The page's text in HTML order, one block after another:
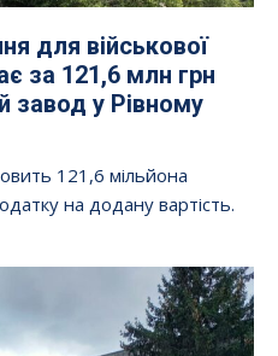
для військової
за 121,6 млн грн
завод у Рівному
121,6 мільйона
на додану вартість.